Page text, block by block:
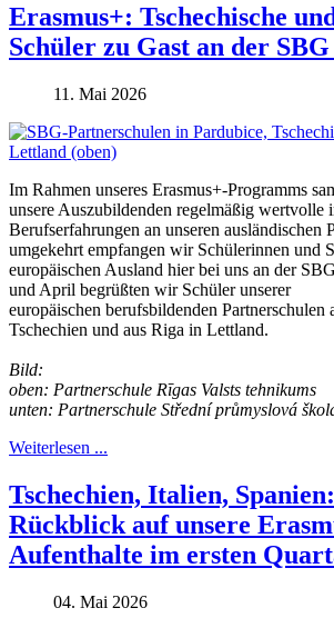
Erasmus+: Tschechische
Schüler zu Gast an der
11. Mai 2026
Im Rahmen unseres Erasmus+-Programms
unsere Auszubildenden regelmäßig wertvolle
Berufserfahrungen an unseren ausländischen
umgekehrt empfangen wir Schülerinnen und
europäischen Ausland hier bei uns an der
und April begrüßten wir Schüler unserer
europäischen berufsbildenden Partnerschulen
Tschechien und aus Riga in Lettland.
Bild:
oben: Partnerschule Rīgas Valsts tehnikums
unten: Partnerschule Střední průmyslová
Weiterlesen ...
Tschechien, Italien,
Rückblick auf unsere
Aufenthalte im ersten
04. Mai 2026